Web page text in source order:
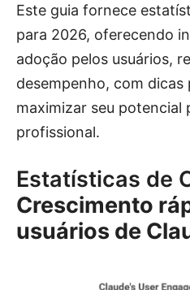
Este guia fornece
para 2026, oferecendo
adoção pelos usuários,
desempenho, com dicas
maximizar seu potencial
profissional.
Estatísticas de
Crescimento
usuários de